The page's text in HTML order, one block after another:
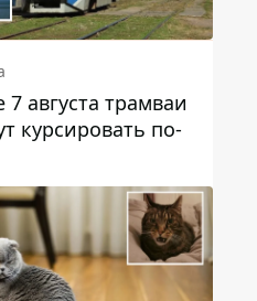
августа трамваи
курсировать по-